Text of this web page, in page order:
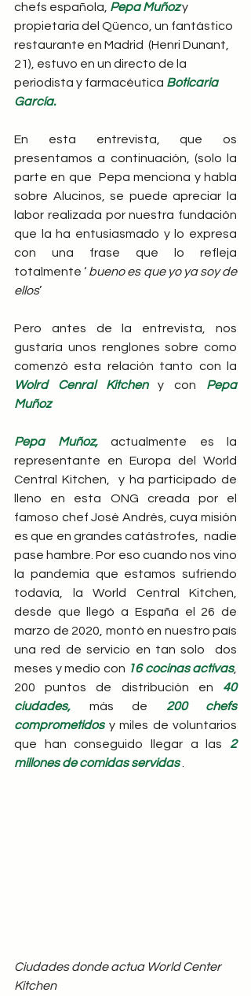
chefs española, Pepa Muñoz y
propietaria del Qüenco, un fantástico
restaurante en Madrid  (Henri Dunant,
21), estuvo en un directo de la
periodista y farmacéutica Boticaria
García.
En esta entrevista, que os
presentamos a continuación, (solo la
parte en que  Pepa menciona y habla
sobre Alucinos, se puede apreciar la
labor realizada por nuestra fundación
que la ha entusiasmado y lo expresa
con una frase que lo refleja
totalmente ‘ bueno es que yo ya soy de
ellos’
Pero antes de la entrevista, nos
gustaría unos renglones sobre como
Wolrd Cenral Kitchen y con Pepa
Muñoz
Pepa Muñoz, actualmente es la
representante en Europa del World
Central Kitchen,  y ha participado de
lleno en esta ONG creada por el
famoso chef José Andrés, cuya misión
es que en grandes catástrofes,  nadie
pase hambre. Por eso cuando nos vino
la pandemia que estamos sufriendo
todavía, la World Central Kitchen,
desde que llegó a España el 26 de
marzo de 2020, montó en nuestro país
una red de servicio en tan solo  dos
meses y medio con 16 cocinas activas,
200 puntos de distribución en 40
ciudades, más de 200 chefs
comprometidos y miles de voluntarios
que han conseguido llegar a las 2
millones de comidas servidas .
Ciudades donde actua World Center
Kitchen